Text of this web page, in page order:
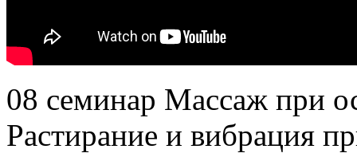
08 семинар Массаж при
Растирание и вибрация